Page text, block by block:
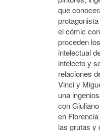
que
el cómic
proceden
intelectual
intelecto y
relaciones
Vinci y
una
con
en
las grutas y